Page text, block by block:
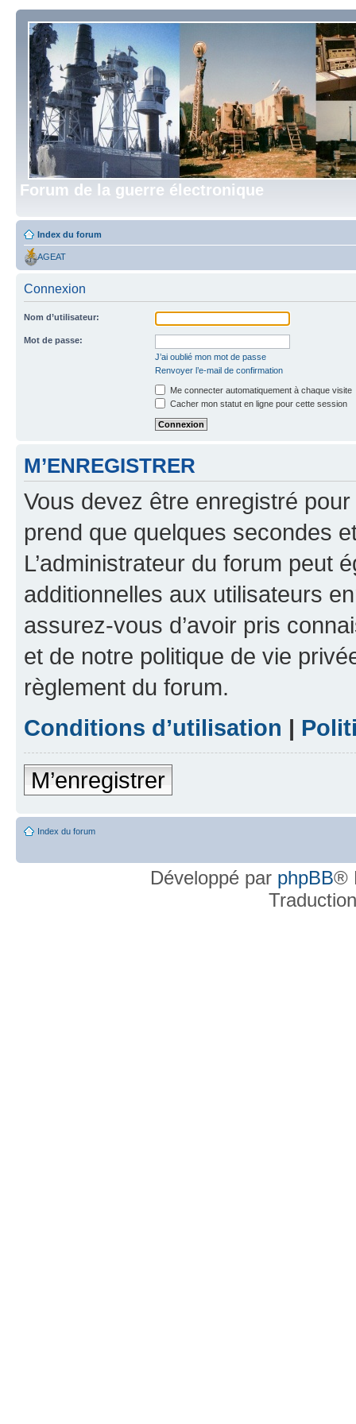
Forum de la guerre électronique
Index du forum
AGEAT
Connexion
Nom d’utilisateur:
Mot de passe:
J’ai oublié mon mot de passe
Renvoyer l’e-mail de confirmation
Me connecter automatiquement à chaque visite
Cacher mon statut en ligne pour cette session
M’ENREGISTRER
Vous devez être enregistré
prend que quelques secondes
L’administrateur du forum peut
additionnelles aux utilisateurs
assurez-vous d’avoir pris
et de notre politique de vie
règlement du forum.
Conditions d’utilisation |
M’enregistrer
Index du forum
Développé par phpBB®